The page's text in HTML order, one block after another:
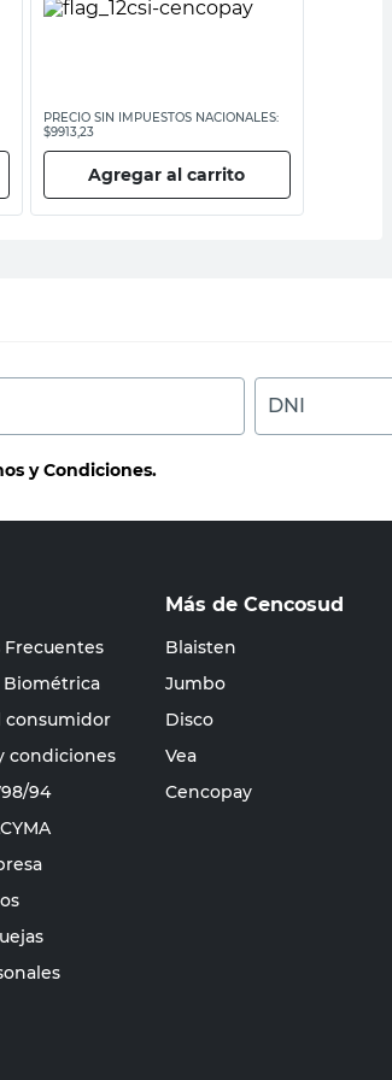
PRECIO SIN IMPUESTOS NACIONALES:
$9913,23
Agregar al carrito
DNI
y Condiciones.
Frecuentes
Biométrica
consumidor
condiciones
94
Más de Cencosud
Blaisten
Jumbo
Disco
Vea
Cencopay